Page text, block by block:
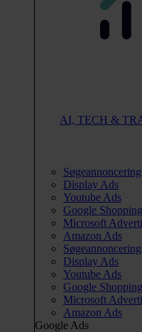
AI, TECH &
Søgeannoncering
Display Ads
Youtube Ads
Google Shopping
Microsoft
Amazon Ads
Søgeannoncering
Display Ads
Youtube Ads
Google Shopping
Microsoft
Amazon Ads
Google Ads